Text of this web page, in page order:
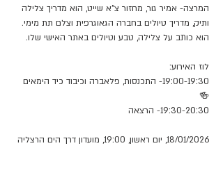
המרצה- אמיר גור, מחזור צ"א שייט, הוא מדריך צלילה
ותיק, מדריך טיולים בחברה הגאוגרפית וצלם תת מימי.
הוא כותב על צלילה, טבע וטיולים באתר האישי שלו.
לוז האירוע:
19:00-19:30- התכנסות, פלאברה וכיבוד כיד הימאים
🍻
19:30-20:30- הרצאה
18/01/2026, יום ראשון, 19:00, מועדון דרך הים הרצליה